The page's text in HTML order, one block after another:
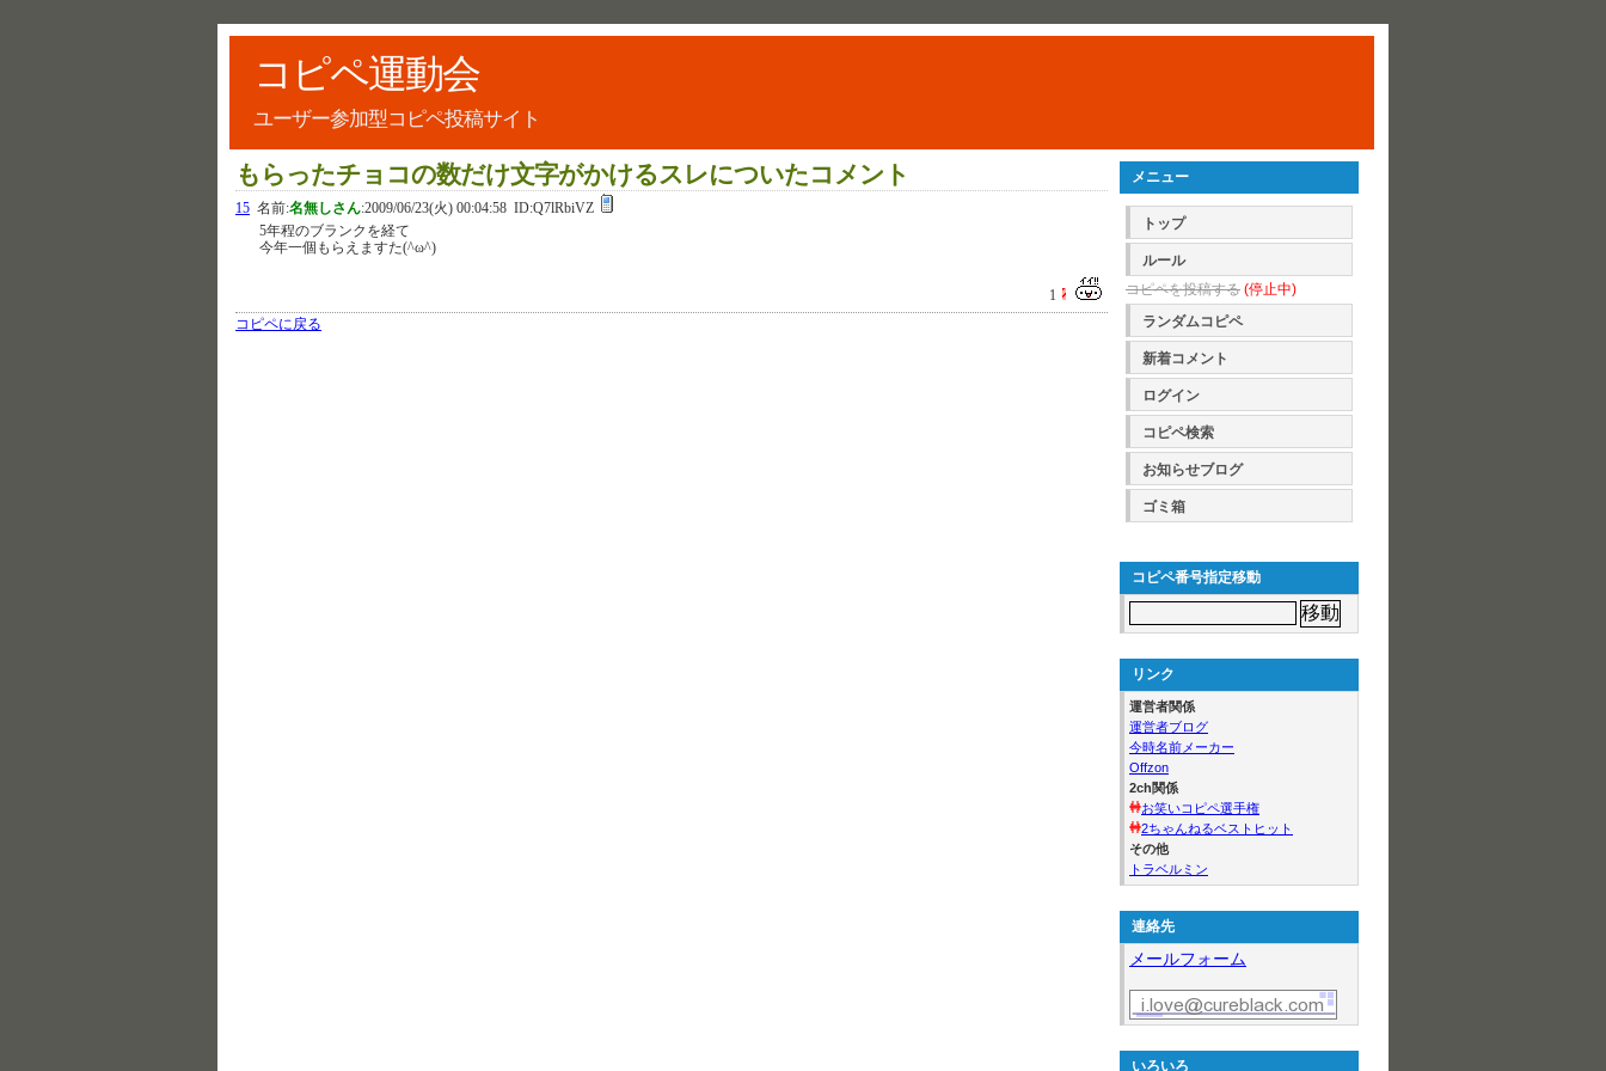
コピペ運動会
ユーザー参加型コピペ投稿サイト
もらったチョコの数だけ文字がかけるスレについたコメント
15 名前:名無しさん:2009/06/23(火) 00:04:58 ID:Q7lRbiVZ
5年程のブランクを経て
今年一個もらえますた(^ω^)
1
コピペに戻る
メニュー
トップ
ルール
コピペを投稿する (停止中)
ランダムコピペ
新着コメント
ログイン
コピペ検索
お知らせブログ
ゴミ箱
コピペ番号指定移動
リンク
運営者関係
運営者ブログ
今時名前メーカー
Offzon
2ch関係
お笑いコピペ選手権
2ちゃんねるベストヒット
その他
トラベルミン
連絡先
メールフォーム
いろいろ